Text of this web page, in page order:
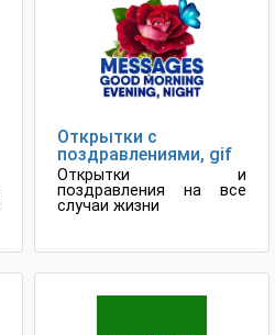
Открытки с
поздравлениями, gif
Открытки и
поздравления на все
случаи жизни